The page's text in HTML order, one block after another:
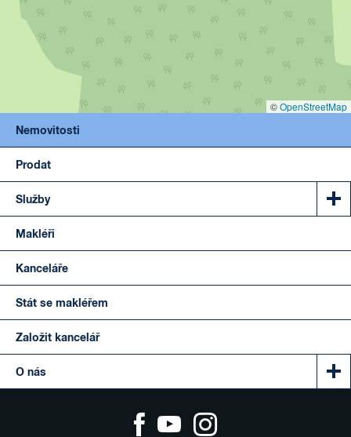
©OpenStreetMap
Nemovitosti
Prodat
Služby
Makléři
Kanceláře
Stát se makléřem
Založit kancelář
O nás